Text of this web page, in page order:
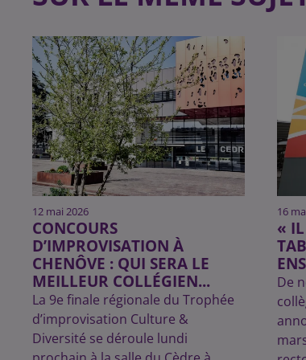
12 mai 2026
CONCOURS
D’IMPROVISATION À
CHENÔVE : QUI SERA LE
MEILLEUR COLLÉGIEN...
La 9e finale régionale du Trophée
d’improvisation Culture &
Diversité se déroule lundi
16
« IL
De